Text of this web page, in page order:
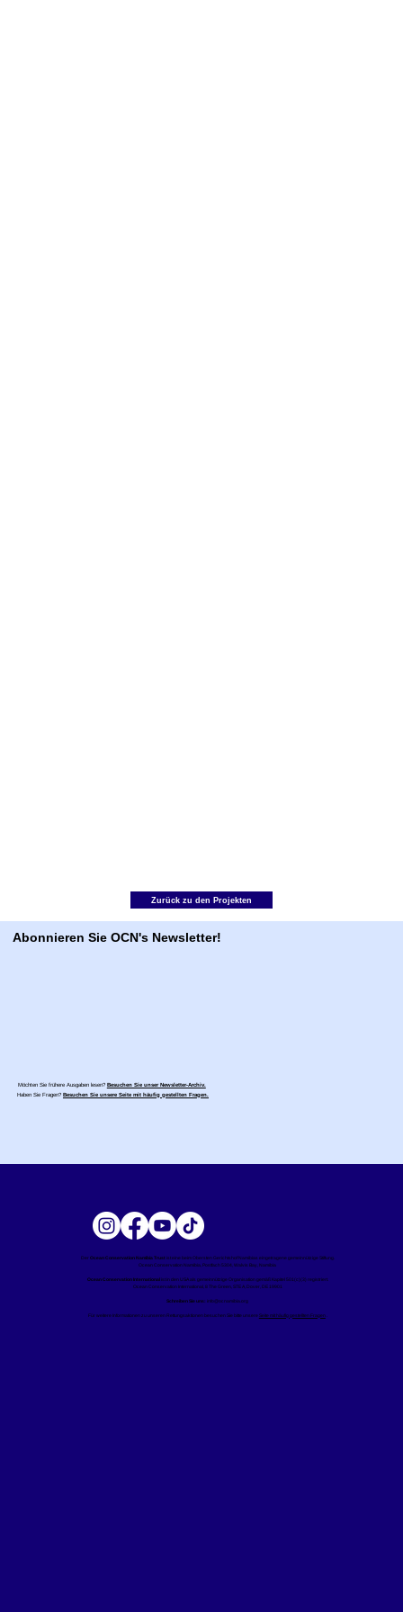
Zurück zu den Projekten
Abonnieren Sie OCN's Newsletter!
Haben Sie Fragen? Besuchen Sie unsere Seite mit häufig gestellten Fragen.
Möchten Sie frühere Ausgaben lesen? Besuchen Sie unser Newsletter-Archiv.
DerOcean Conservation Namibia Trustist eine beim Obersten Gerichtshof Namibias eingetragene gemeinnützige Stiftung.
Ocean Conservation Namibia, Postfach 5304, Walvis Bay, Namibia
Ocean Conservation Internationalist in den USA als gemeinnützige Organisation gemäß Kapitel 501(c)(3) registriert.
Ocean Conservation International, 8 The Green, STE A, Dover, DE 19901
Schreiben Sie uns: info@ocnamibia.org
Für weitere Informationen zu unseren Rettungsaktionen besuchen Sie bitte unsereSeite mit häufig gestellten Fragen.